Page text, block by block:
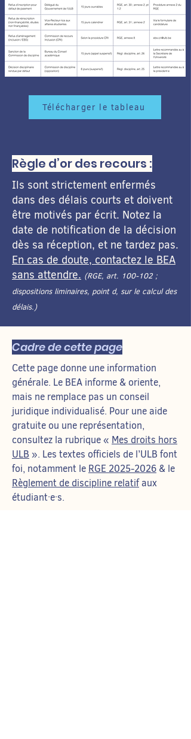
Télécharger le tableau
Règle d’or des recours :
Ils sont strictement enfermés
dans des délais courts et doivent
être motivés par écrit. Notez la
date de notification de la décision
dès sa réception, et ne tardez pas.
En cas de doute, contactez le BEA
sans attendre. (RGE, art. 100-102 ;
dispositions liminaires, point d, sur le calcul des
délais.)
Cadre de cette page
Cette page donne une information
générale. Le BEA informe & oriente,
mais ne remplace pas un conseil
juridique individualisé. Pour une aide
gratuite ou une représentation,
consultez la rubrique « Mes droits hors
ULB ». Les textes officiels de l’ULB font
foi, notamment le RGE 2025-2026 & le
Règlement de discipline relatifaux
étudiant·e·s.